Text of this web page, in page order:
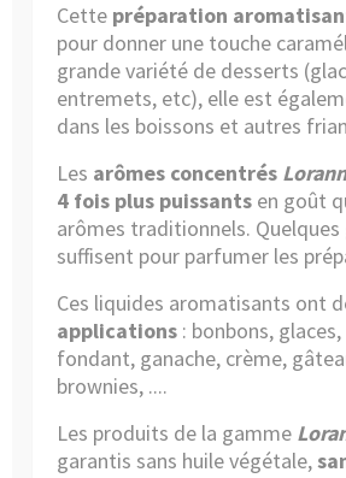
Cette préparation
pour donner une touche
grande variété de desserts
entremets, etc), elle est
dans les boissons et autres
Les arômes concentrés
4 fois plus puissants en goût
arômes traditionnels.
suffisent pour parfumer les
Ces liquides aromatisants ont
applications : bonbons,
fondant, ganache, crème,
brownies, ....
Les produits de la gamme
garantis sans huile végétale,